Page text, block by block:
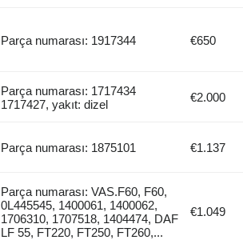
Parça numarası: 1917344 €650
Parça numarası: 1717434
1717427, yakıt: dizel
€2.000
Parça numarası: 1875101 €1.137
Parça numarası: VAS.F60, F60,
0L445545, 1400061, 1400062,
1706310, 1707518, 1404474, DAF
LF 55, FT220, FT250, FT260,...
€1.049